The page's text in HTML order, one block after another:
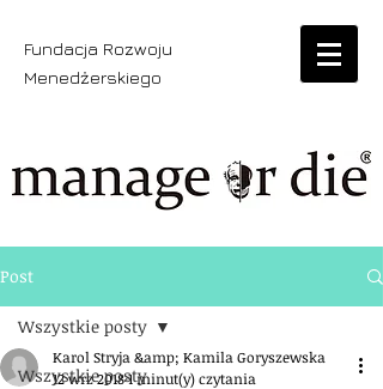
Fundacja Rozwoju
Menedżerskiego
Post
Wszystkie posty
Wszystkie posty
Karol Stryja &amp; Kamila Goryszewska
12 wrz 20181 minut(y) czytania